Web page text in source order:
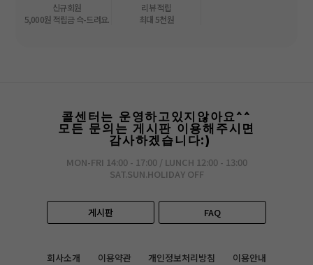
신규회원
5,000원 적립금 슥-드려요.
리뷰 적립
최대 5천원
콜센터는 운영하고있지않아요^^
모든 문의는 게시판 이용해주시면
감사하겠습니다:)
MON-FRI 14:00 - 17:00 / LUNCH 12:00 - 13:00
SAT.SUN.HOLIDAY OFF
게시판 FAQ
회사소개 이용약관 개인정보처리방침 이용안내